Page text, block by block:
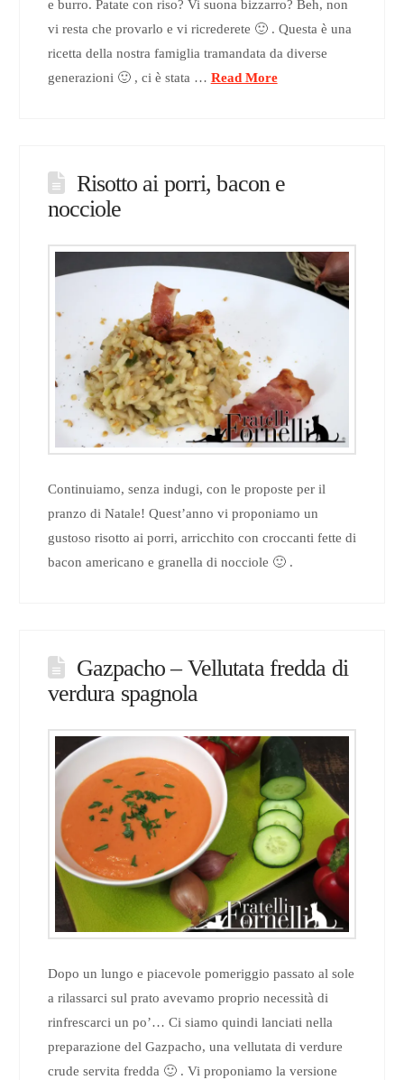
e burro. Patate con riso? Vi suona bizzarro? Beh, non
vi resta che provarlo e vi ricrederete 🙂 . Questa è una
ricetta della nostra famiglia tramandata da diverse
generazioni 🙂 , ci è stata … Read More
Risotto ai porri, bacon e
nocciole
Continuiamo, senza indugi, con le proposte per il
pranzo di Natale! Quest’anno vi proponiamo un
gustoso risotto ai porri, arricchito con croccanti fette di
bacon americano e granella di nocciole 🙂 .
Gazpacho – Vellutata fredda di
verdura spagnola
Dopo un lungo e piacevole pomeriggio passato al sole
a rilassarci sul prato avevamo proprio necessità di
rinfrescarci un po’… Ci siamo quindi lanciati nella
preparazione del Gazpacho, una vellutata di verdure
crude servita fredda 🙂 . Vi proponiamo la versione